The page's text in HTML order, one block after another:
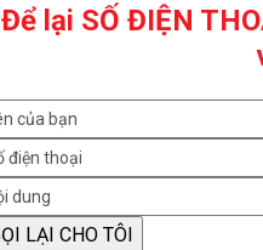
Để lại SỐ ĐIỆN